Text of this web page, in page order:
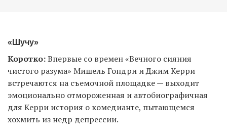
«Шучу»
Коротко:Впервые со времен «Вечного сияния
чистого разума» Мишель Гондри и Джим Керри
встречаются на съемочной площадке — выходит
эмоционально отмороженная и автобиографичная
для Керри история о комедианте, пытающемся
хохмить из недр депрессии.